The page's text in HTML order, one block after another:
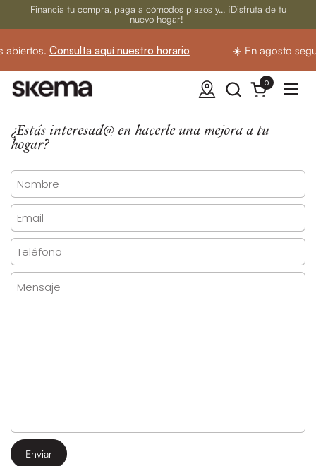
Ir al contenido
Financia tu compra, paga a cómodos plazos y... ¡Disfruta de tu
nuevo hogar!
Consulta aquí nuestro horario ☀️ En agosto
Abrir carrito
0
Abrir
¿Estás interesad@ en hacerle una mejora a tu
hogar?
Nombre
Email
Teléfono
Mensaje
Enviar